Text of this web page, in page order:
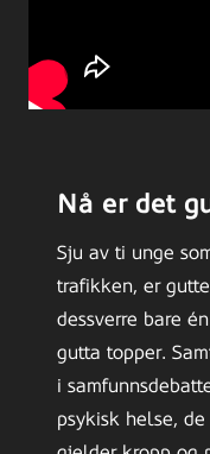
Nå er det
Sju av ti unge
trafikken, er
dessverre bare
gutta topper.
i
psykisk helse,